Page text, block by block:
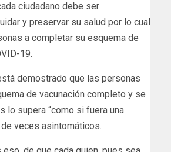
ciudadano debe ser
y preservar su salud por lo cual
a completar su esquema de
19.
demostrado que las personas
de vacunación completo y se
lo supera “como si fuera una
veces asintomáticos.